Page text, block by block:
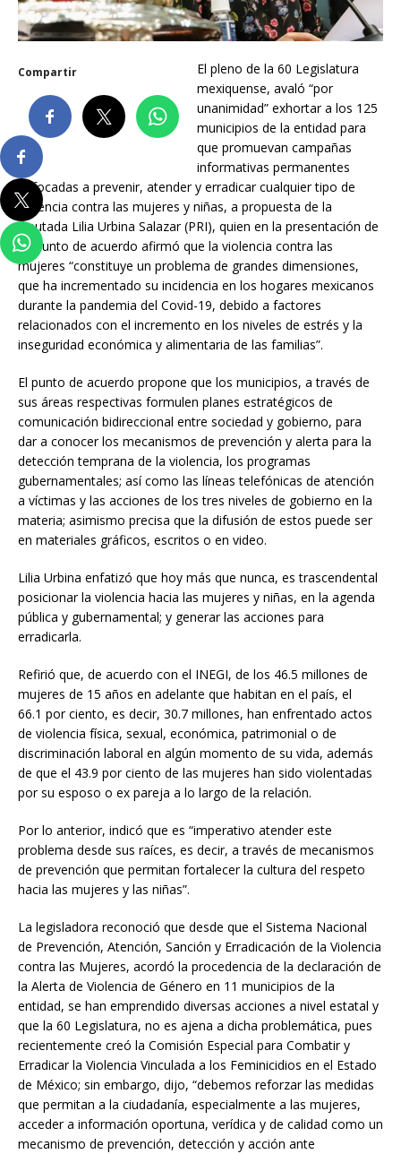
Compartir
El pleno de la 60 Legislatura
mexiquense, avaló “por
unanimidad” exhortar a los 125
municipios de la entidad para
que promuevan campañas
informativas permanentes
enfocadas a prevenir, atender y erradicar cualquier tipo de
violencia contra las mujeres y niñas, a propuesta de la
diputada Lilia Urbina Salazar (PRI), quien en la presentación de
su punto de acuerdo afirmó que la violencia contra las
mujeres “constituye un problema de grandes dimensiones,
que ha incrementado su incidencia en los hogares mexicanos
durante la pandemia del Covid-19, debido a factores
relacionados con el incremento en los niveles de estrés y la
inseguridad económica y alimentaria de las familias”.
El punto de acuerdo propone que los municipios, a través de
sus áreas respectivas formulen planes estratégicos de
comunicación bidireccional entre sociedad y gobierno, para
dar a conocer los mecanismos de prevención y alerta para la
detección temprana de la violencia, los programas
gubernamentales; así como las líneas telefónicas de atención
a víctimas y las acciones de los tres niveles de gobierno en la
materia; asimismo precisa que la difusión de estos puede ser
en materiales gráficos, escritos o en video.
Lilia Urbina enfatizó que hoy más que nunca, es trascendental
posicionar la violencia hacia las mujeres y niñas, en la agenda
pública y gubernamental; y generar las acciones para
erradicarla.
Refirió que, de acuerdo con el INEGI, de los 46.5 millones de
mujeres de 15 años en adelante que habitan en el país, el
66.1 por ciento, es decir, 30.7 millones, han enfrentado actos
de violencia física, sexual, económica, patrimonial o de
discriminación laboral en algún momento de su vida, además
de que el 43.9 por ciento de las mujeres han sido violentadas
por su esposo o ex pareja a lo largo de la relación.
Por lo anterior, indicó que es “imperativo atender este
problema desde sus raíces, es decir, a través de mecanismos
de prevención que permitan fortalecer la cultura del respeto
hacia las mujeres y las niñas”.
La legisladora reconoció que desde que el Sistema Nacional
de Prevención, Atención, Sanción y Erradicación de la Violencia
contra las Mujeres, acordó la procedencia de la declaración de
la Alerta de Violencia de Género en 11 municipios de la
entidad, se han emprendido diversas acciones a nivel estatal y
que la 60 Legislatura, no es ajena a dicha problemática, pues
recientemente creó la Comisión Especial para Combatir y
Erradicar la Violencia Vinculada a los Feminicidios en el Estado
de México; sin embargo, dijo, “debemos reforzar las medidas
que permitan a la ciudadanía, especialmente a las mujeres,
acceder a información oportuna, verídica y de calidad como un
mecanismo de prevención, detección y acción ante